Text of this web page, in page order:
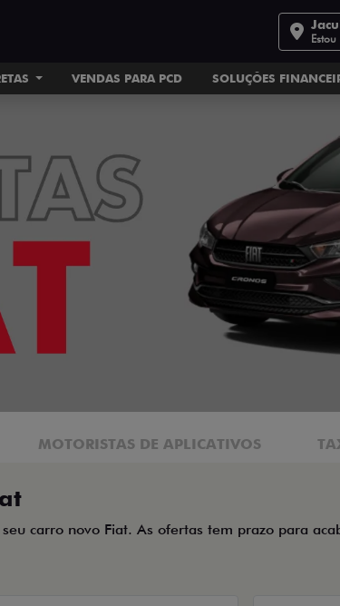
VENDAS PARA PCD SOLUÇÕES
MOTORISTAS DE APLICATIVOS
carro novo Fiat. As ofertas tem prazo para